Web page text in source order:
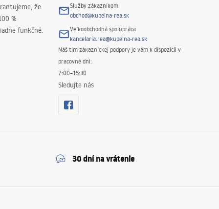
že
%
funkčné.
Služby zákazníkom
obchod@kupelna-rea.sk
Veľkoobchodná spolupráca
kancelaria.rea@kupelna-rea.sk
Náš tím zákazníckej podpory je vám k dispozícii v
pracovné dni:
7:00–15:30
Sledujte nás
30 dní na vrátenie